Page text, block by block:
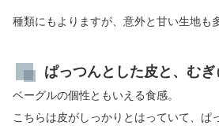
種類にもよりますが、意外と甘い生地も
ぱっつんとした皮と、む
ベーグルの個性ともいえる食感。
こちらは皮がしっかりとはっていて、ぱ